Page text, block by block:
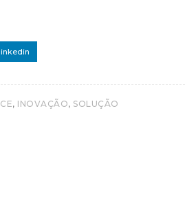
, INOVAÇÃO, SOLUÇÃO